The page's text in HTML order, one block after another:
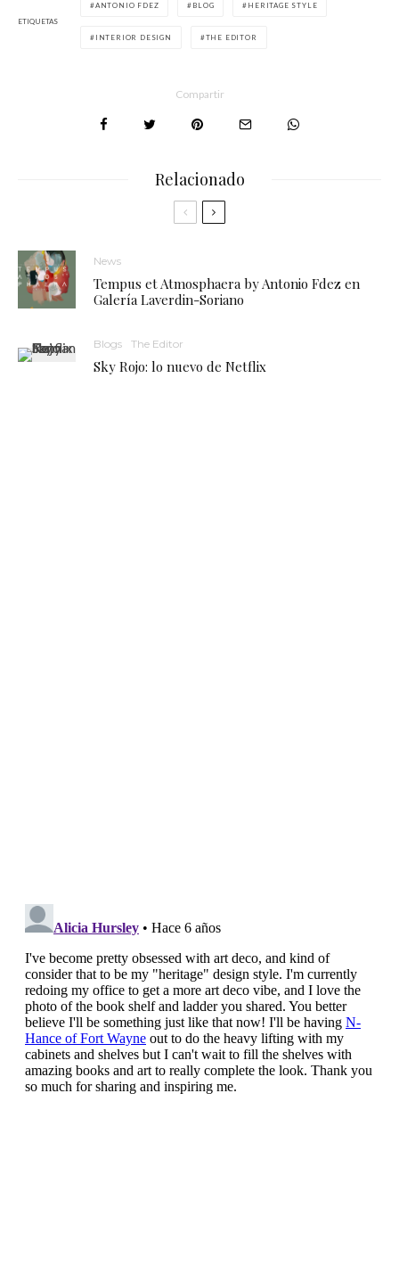
ETIQUETAS
ANTONIO FDEZ BLOG HERITAGE STYLE
INTERIOR DESIGN THE EDITOR
Compartir
Relacionado
News
Tempus et Atmosphaera by Antonio Fdez en
Galería Laverdin-Soriano
Blogs The Editor
Sky Rojo: lo nuevo de Netflix